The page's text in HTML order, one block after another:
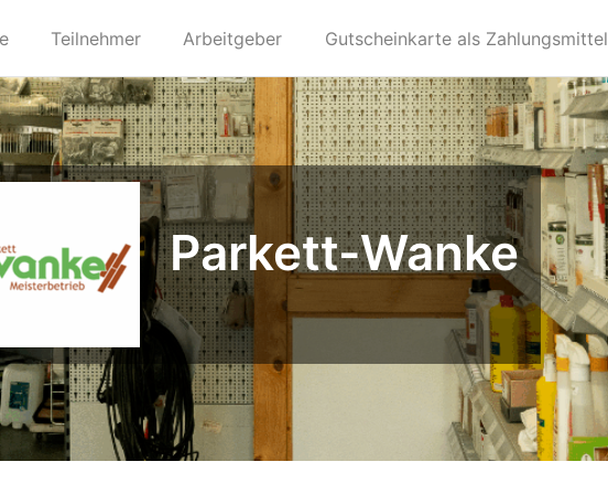
Teilnehmer Arbeitgeber Gutscheinkarte als Zahlungsmittel
Parkett-Wanke